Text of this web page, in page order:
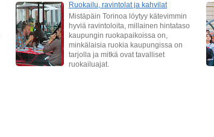
Ruokailu, ravintolat ja kahvilat
Mistäpäin Torinoa löytyy kätevimmin
hyviä ravintoloita, millainen hintataso
kaupungin ruokapaikoissa on,
minkälaisia ruokia kaupungissa on
tarjolla ja mitkä ovat tavalliset
ruokailuajat.